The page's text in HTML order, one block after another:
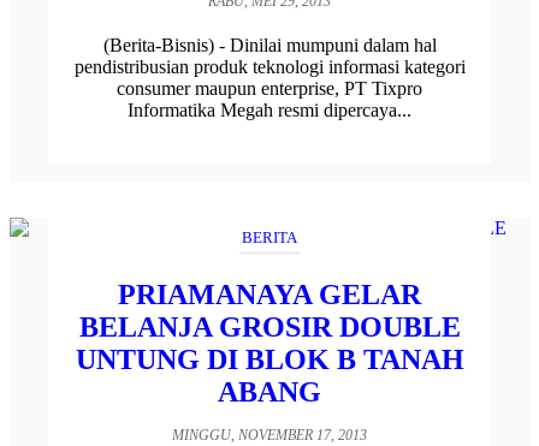
(Berita-Bisnis) - Dinilai mumpuni dalam hal
pendistribusian produk teknologi informasi kategori
consumer maupun enterprise, PT Tixpro
Informatika Megah resmi dipercaya...
BERITA
PRIAMANAYA GELAR
BELANJA GROSIR DOUBLE
UNTUNG DI BLOK B TANAH
ABANG
MINGGU, NOVEMBER 17, 2013